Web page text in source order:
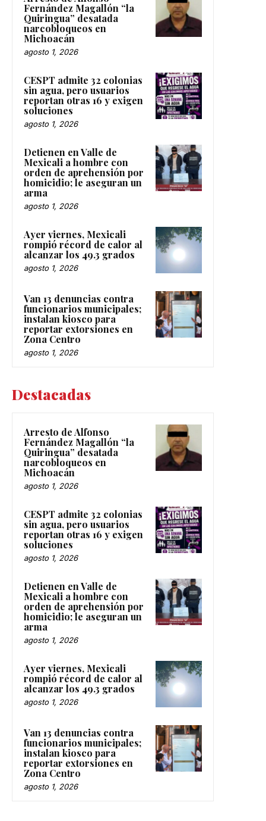
Fernández Magallón “la
Quiringua” desatada
narcobloqueos en
Michoacán
agosto 1, 2026
CESPT admite 32 colonias
sin agua, pero usuarios
reportan otras 16 y exigen
soluciones
agosto 1, 2026
Detienen en Valle de
Mexicali a hombre con
orden de aprehensión por
homicidio; le aseguran un
arma
agosto 1, 2026
Ayer viernes, Mexicali
rompió récord de calor al
alcanzar los 49.3 grados
agosto 1, 2026
Van 13 denuncias contra
funcionarios municipales;
instalan kiosco para
reportar extorsiones en
Zona Centro
agosto 1, 2026
Destacadas
Arresto de Alfonso
Fernández Magallón “la
Quiringua” desatada
narcobloqueos en
Michoacán
agosto 1, 2026
CESPT admite 32 colonias
sin agua, pero usuarios
reportan otras 16 y exigen
soluciones
agosto 1, 2026
Detienen en Valle de
Mexicali a hombre con
orden de aprehensión por
homicidio; le aseguran un
arma
agosto 1, 2026
Ayer viernes, Mexicali
rompió récord de calor al
alcanzar los 49.3 grados
agosto 1, 2026
Van 13 denuncias contra
funcionarios municipales;
instalan kiosco para
reportar extorsiones en
Zona Centro
agosto 1, 2026